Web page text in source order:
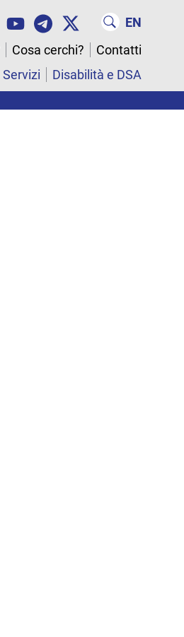
EN
Cosa cerchi?
Contatti
Servizi Disabilità e DSA